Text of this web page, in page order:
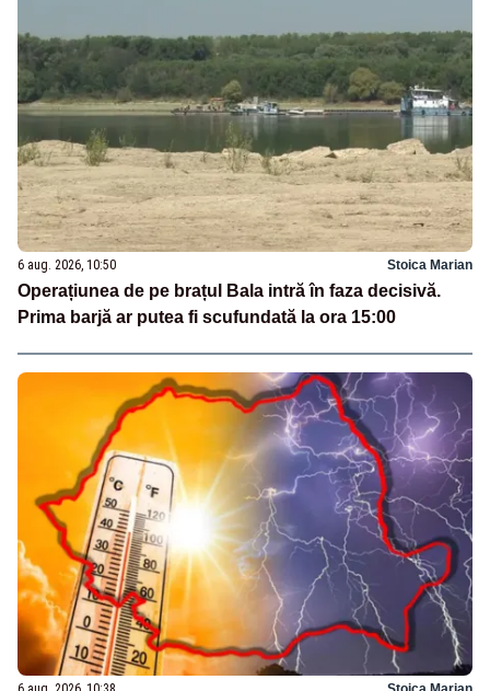
6 aug. 2026, 10:50 Stoica Marian
Operațiunea de pe brațul Bala intră în faza decisivă.
Prima barjă ar putea fi scufundată la ora 15:00